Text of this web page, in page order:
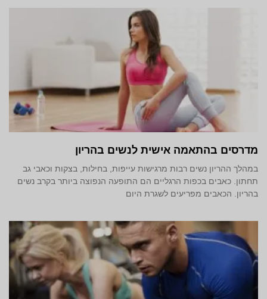
מדרסים בהתאמה אישית לנשים בהריון
במהלך ההריון נשים רבות מרגישות עייפות, בחילות, בצקות וכאבי גב
תחתון. כאבים בכפות הרגליים הם התופעה הנפוצה ביותר בקרב נשים
בהריון. הכאבים מפריעים לשגרת היום